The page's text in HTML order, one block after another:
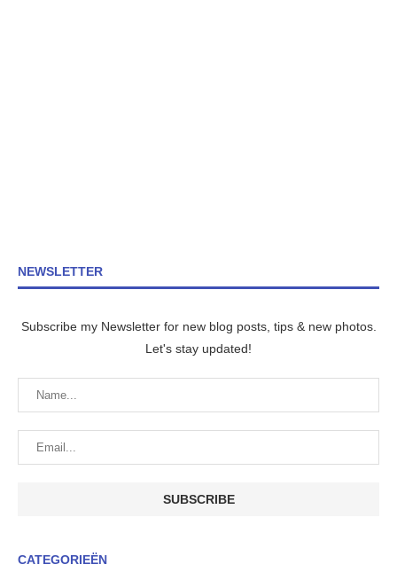
NEWSLETTER
Subscribe my Newsletter for new blog posts, tips & new photos.
Let's stay updated!
CATEGORIEËN